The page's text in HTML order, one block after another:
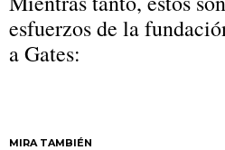
esfuerzos de la
a Gates:
MIRA TAMBIÉN